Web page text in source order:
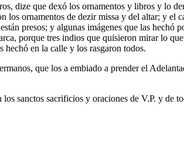
dize que dexó los ornamentos y libros y lo
ornamentos de dezir missa y del altar; y el
presos; y algunas imágenes que las
porque tres indios que quisieron mirar lo
hechó en la calle y los rasgaron todos.
que los a embiado a prender el
sanctos sacrificios y oraciones de V.P. y de